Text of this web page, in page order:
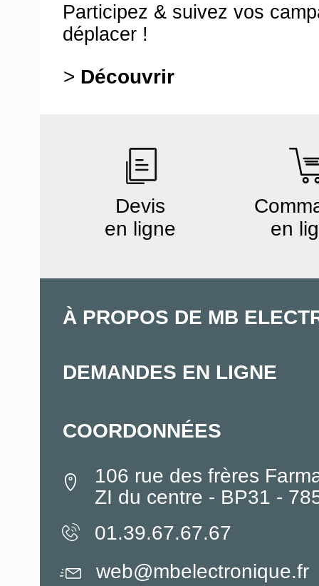
Participez & suivez vos
déplacer !
> Découvrir
Devis
en ligne
en
À PROPOS DE MB
DEMANDES EN LIGNE
COORDONNÉES
106 rue des frères
ZI du centre - BP31 -
01.39.67.67.67
web@mbelectronique.fr